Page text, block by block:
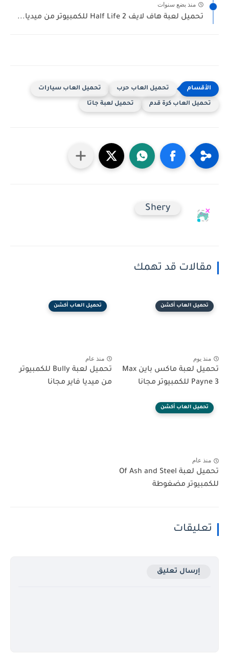
منذ بضع سنوات
تحميل لعبة هاف لايف Half Life 2 للكمبيوتر من ميديا...
تحميل العاب حرب تحميل العاب سيارات
تحميل العاب كرة قدم تحميل لعبة جاتا
Shery
مقالات قد تهمك
تحميل العاب أكشن
منذ يوم
تحميل لعبة ماكس باين Max
Payne 3 للكمبيوتر مجانا
تحميل العاب أكشن
منذ عام
تحميل لعبة Bully للكمبيوتر
من ميديا فاير مجانا
تحميل العاب أكشن
منذ عام
تحميل لعبة Of Ash and Steel
للكمبيوتر مضغوطة
تعليقات
إرسال تعليق